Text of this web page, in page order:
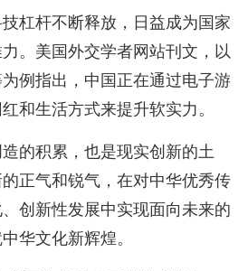
杠杆不断释放，日益成为国家
。美国外交学者网站刊文，以
为例指出，中国正在通过电子游
和生活方式来提升软实力。
的积累，也是现实创新的土
正气和锐气，在对中华优秀传
创新性发展中实现面向未来的
华文化新辉煌。